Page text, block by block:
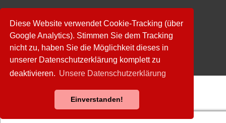
Diese Website verwendet Cookie-Tracking (über
Google Analytics). Stimmen Sie dem Tracking
nicht zu, haben Sie die Möglichkeit dieses in
unserer Datenschutzerklärung komplett zu
deaktivieren. Unsere Datenschutzerklärung
Einverstanden!